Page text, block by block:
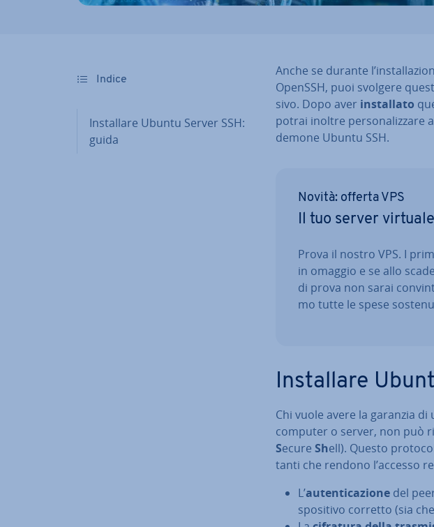
Indice
In­stal­la­re Ubuntu Server SSH:
guida
Anche se durante
OpenSSH, puoi svolgere
si­vo. Dopo aver in­stal­la­to
potrai inoltre per­so­na­liz­za­re
demone Ubuntu SSH.
Novità: offerta VPS
Il tuo server
Prova il nostro VPS. I
in omaggio e se allo
di prova non sarai
mo tutte le spese
In­stal­la­re
Chi vuole avere la garanzia
computer o server, non può
Secure Shell). Questo
tan­ti che rendono l’accesso
L’au­ten­ti­ca­zio­ne del
spo­si­ti­vo corretto (sia